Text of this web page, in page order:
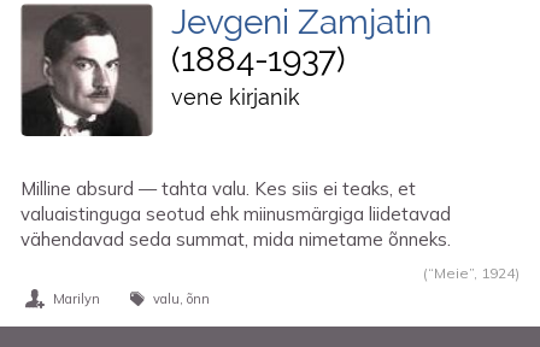
Jevgeni Zamjatin
1884-1937
vene kirjanik
Milline absurd — tahta valu. Kes siis ei teaks, et
valuaistinguga seotud ehk miinusmärgiga liidetavad
vähendavad seda summat, mida nimetame õnneks.
(“Meie”, 1924)
Marilyn valu õnn